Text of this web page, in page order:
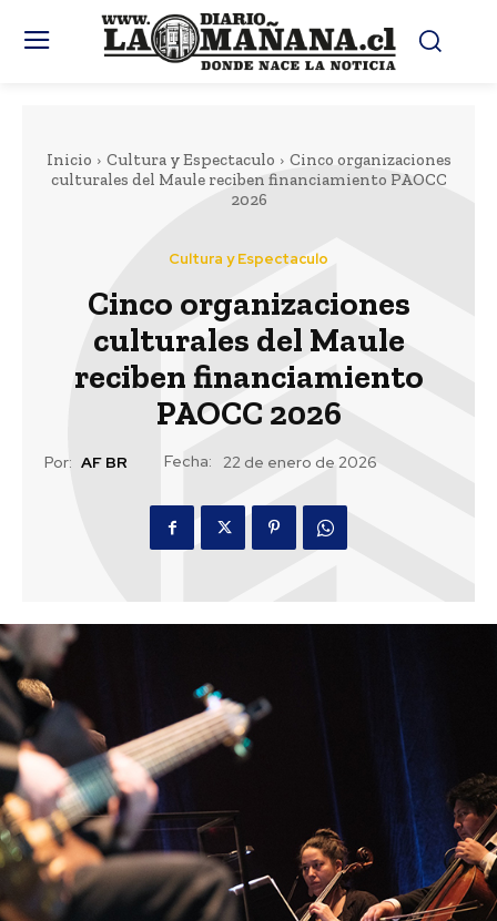
Inicio Cultura y Espectaculo
Cinco organizaciones
culturales del Maule reciben financiamiento PAOCC
2026
Cultura y Espectaculo
Cinco organizaciones
culturales del Maule
reciben financiamiento
PAOCC 2026
Por: AF BR Fecha: 22 de enero de 2026